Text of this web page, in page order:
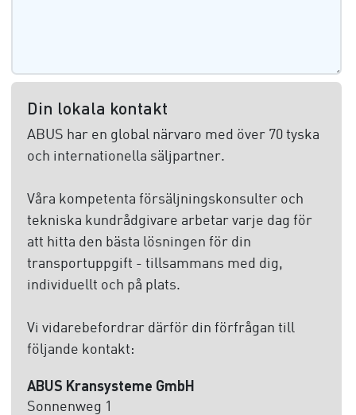
Din lokala kontakt
ABUS har en global närvaro med över 70 tyska
och internationella säljpartner.
Våra kompetenta försäljningskonsulter och
tekniska kundrådgivare arbetar varje dag för
att hitta den bästa lösningen för din
transportuppgift - tillsammans med dig,
individuellt och på plats.
Vi vidarebefordrar därför din förfrågan till
följande kontakt:
ABUS Kransysteme GmbH
Sonnenweg 1